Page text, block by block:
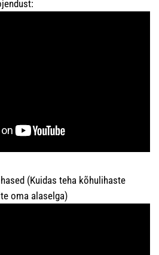
(Kuidas teha kõhulihaste
oma alaselga)